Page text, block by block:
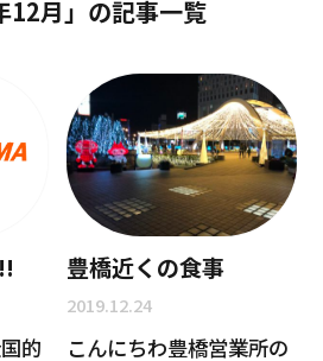
12月」の記事一覧
的
豊橋近くの食事
2019.12.24
こんにちわ豊橋営業所の